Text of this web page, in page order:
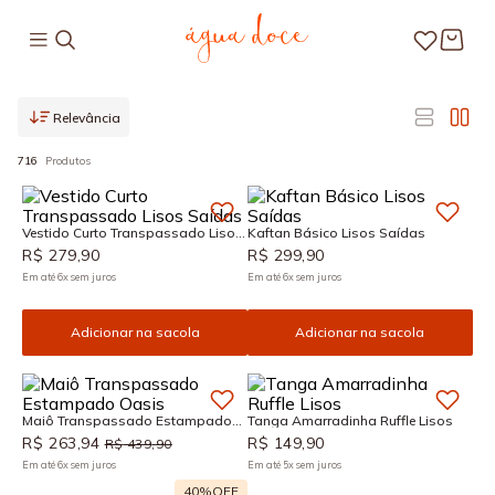
Relevância
716 Produtos
Vestido Curto Transpassado Lisos
Saídas
R$ 279,90
Em até6xsem juros
Adicionar na sacola
Kaftan Básico Lisos Saídas
R$ 299,90
Em até6xsem juros
Adicionar na sacola
Maiô Transpassado Estampado
Oasis
R$ 263,94 R$ 439,90
Em até6xsem juros
40%OFF
Tanga Amarradinha Ruffle Lisos
R$ 149,90
Em até 5xsem juros